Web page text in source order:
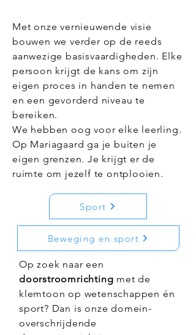
Met onze vernieuwende visie
bouwen we verder op de reeds
aanwezige basisvaardigheden. Elke
persoon krijgt de kans om zijn
eigen proces in handen te nemen
en een gevorderd niveau te
bereiken.
We hebben oog voor elke leerling.
Op Mariagaard ga je buiten je
eigen grenzen. Je krijgt er de
ruimte om jezelf te ontplooien.
Sport
Beweging en sport
Op zoek naar een
doorstroomrichting met de
klemtoon op wetenschappen én
sport? Dan is onze domein-
overschrijdende